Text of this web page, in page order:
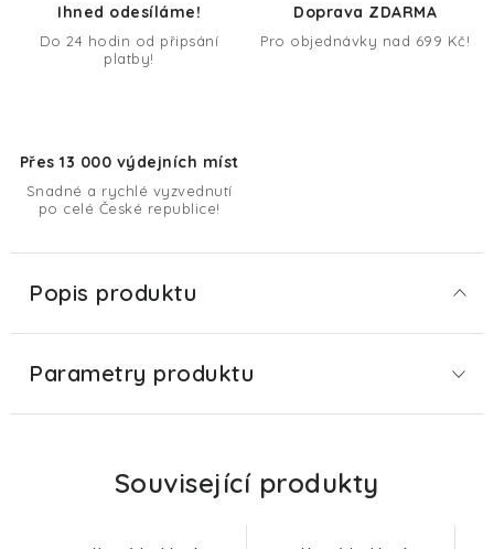
Ihned odesíláme!
Do 24 hodin od připsání
platby!
Doprava ZDARMA
Pro objednávky nad 699 Kč!
Přes 13 000 výdejních míst
Snadné a rychlé vyzvednutí
po celé České republice!
Popis produktu
Parametry produktu
Související produkty